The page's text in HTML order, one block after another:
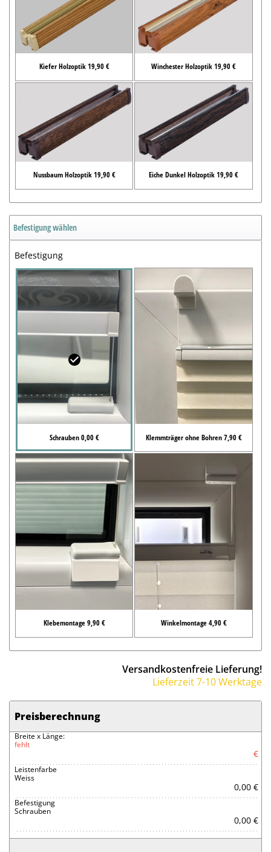
Kiefer Holzoptik 19,90 € Winchester Holzoptik 19,90 €
Nussbaum Holzoptik 19,90 € Eiche Dunkel Holzoptik 19,90 €
Befestigung wählen
Befestigung
Schrauben 0,00 € Klemmträger ohne Bohren 7,90 €
Klebemontage 9,90 € Winkelmontage 4,90 €
Versandkostenfreie Lieferung!
Lieferzeit 7-10 Werktage
Preisberechnung
Breite x Länge:
fehlt
€
Leistenfarbe
Weiss
0,00 €
Befestigung
Schrauben
0,00 €